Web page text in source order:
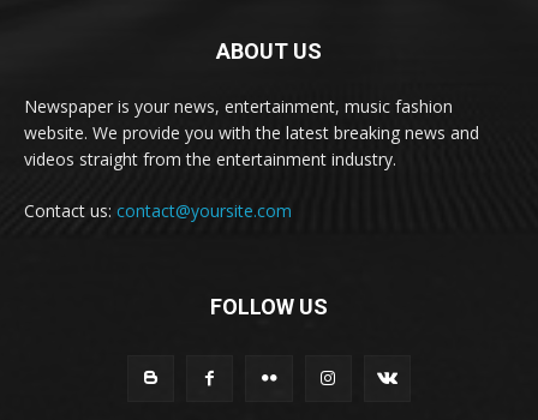
ABOUT US
Newspaper is your news, entertainment, music fashion
website. We provide you with the latest breaking news and
videos straight from the entertainment industry.
Contact us: contact@yoursite.com
FOLLOW US